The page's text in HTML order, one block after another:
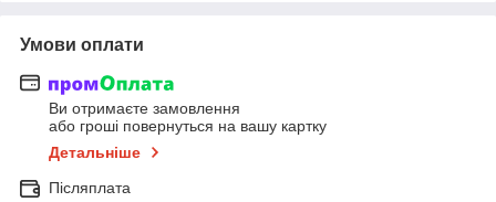
Умови оплати
Ви отримаєте замовлення
або гроші повернуться на вашу картку
Детальніше
Післяплата